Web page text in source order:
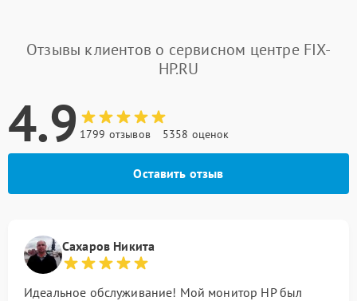
Отзывы клиентов о сервисном центре FIX-
HP.RU
4.9 1799 отзывов 5358 оценок
Оставить отзыв
Сахаров Никита
Идеальное обслуживание! Мой монитор HP был